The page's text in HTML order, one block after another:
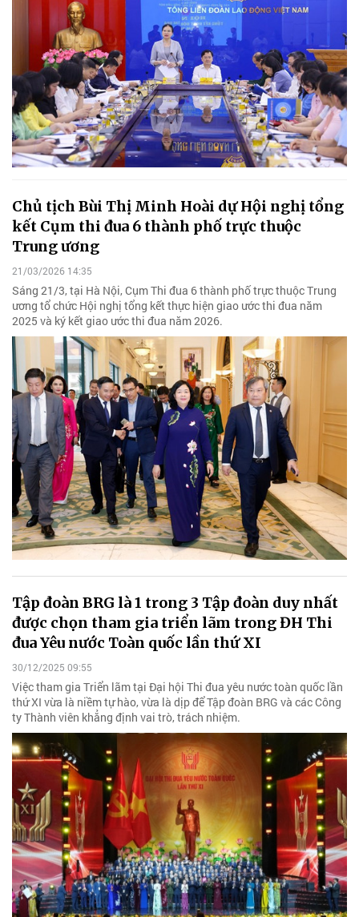
Chủ tịch Bùi Thị Minh Hoài dự Hội nghị tổng
kết Cụm thi đua 6 thành phố trực thuộc
Trung ương
21/03/2026 14:35
Sáng 21/3, tại Hà Nội, Cụm Thi đua 6 thành phố trực thuộc Trung
ương tổ chức Hội nghị tổng kết thực hiện giao ước thi đua năm
2025 và ký kết giao ước thi đua năm 2026.
Tập đoàn BRG là 1 trong 3 Tập đoàn duy nhất
được chọn tham gia triển lãm trong ĐH Thi
đua Yêu nước Toàn quốc lần thứ XI
30/12/2025 09:55
Việc tham gia Triển lãm tại Đại hội Thi đua yêu nước toàn quốc lần
thứ XI vừa là niềm tự hào, vừa là dịp để Tập đoàn BRG và các Công
ty Thành viên khẳng định vai trò, trách nhiệm.